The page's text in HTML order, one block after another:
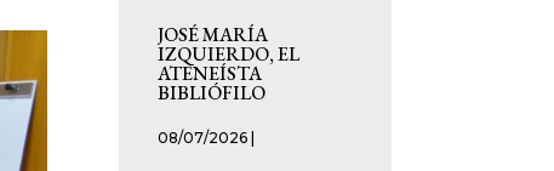
JOSÉ MARÍA
IZQUIERDO, EL
ATENEÍSTA
BIBLIÓFILO
08/07/2026